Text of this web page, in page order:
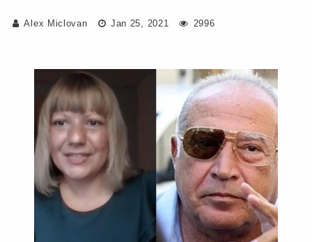
Alex Miclovan Jan 25, 2021 2996